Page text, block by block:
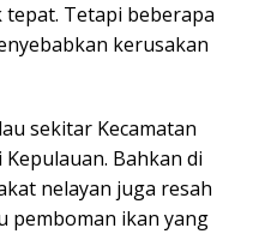
tepat. Tetapi beberapa
kerusakan
sekitar Kecamatan
Bahkan di
nelayan juga resah
pemboman ikan yang